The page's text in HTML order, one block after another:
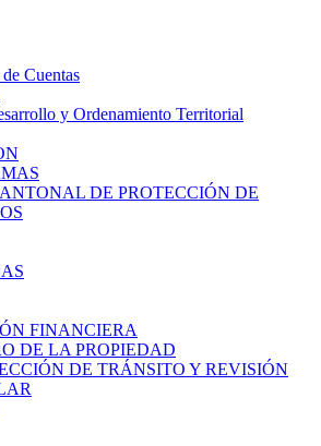
Cuentas
y Ordenamiento Territorial
DE PROTECCIÓN DE
FINANCIERA
DE LA PROPIEDAD
DE TRÁNSITO Y REVISIÓN